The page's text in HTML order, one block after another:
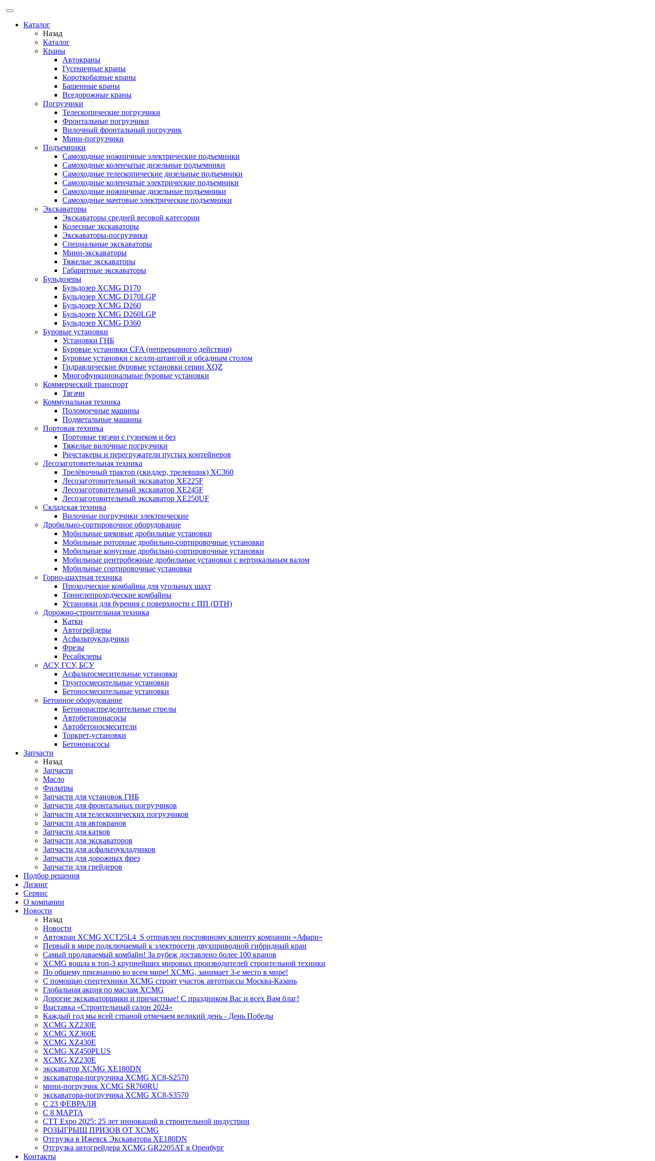
Каталог
Назад
Каталог
Краны
Автокраны
Гусеничные краны
Короткобазные краны
Башенные краны
Вcедорожные краны
Погрузчики
Телескопические погрузчики
Фронтальные погрузчики
Вилочный фронтальный погрузчик
Мини-погрузчики
Подъемники
Самоходные ножничные электрические подъемники
Самоходные коленчатые дизельные подъемники
Самоходные телескопические дизельные подъемники
Самоходные коленчатые электрические подъемники
Самоходные ножничные дизельные подъемники
Самоходные мачтовые электрические подъемники
Экскаваторы
Экскаваторы средней весовой категории
Колесные экскаваторы
Экскаваторы-погрузчики
Специальные экскаваторы
Мини-экскаваторы
Тяжелые экскаваторы
Габаритные экскаваторы
Бульдозеры
Бульдозер XCMG D170
Бульдозер XCMG D170LGP
Бульдозер XCMG D260
Бульдозер XCMG D260LGP
Бульдозер XCMG D360
Буровые установки
Установки ГНБ
Буровые установки CFA (непрерывного действия)
Буровые установки с келли-штангой и обсадным столом
Гидравлические буровые установки серии XQZ
Многофункциональные буровые установки
Коммерческий транспорт
Тягачи
Коммунальная техника
Поломоечные машины
Подметальные машины
Портовая техника
Портовые тягачи с гузнеком и без
Тяжелые вилочные погрузчики
Ричстакеры и перегружатели пустых контейнеров
Лесозаготовительная техника
Трелёвочный трактор (скиддер, трелевщик) XC360
Лесозаготовительный экскаватор XE225F
Лесозаготовительный экскаватор XE245F
Лесозаготовительный экскаватор XE250UF
Складская техника
Вилочные погрузчики электрические
Дробильно-сортировочное оборудование
Мобильные щековые дробильные установки
Мобильные роторные дробильно-сортировочные установки
Мобильные конусные дробильно-сортировочные установки
Мобильные центробежные дробильные установки с вертикальным валом
Мобильные сортировочные установки
Горно-шахтная техника
Проходческие комбайны для угольных шахт
Тоннелепроходческие комбайны
Установки для бурения с поверхности с ПП (DTH)
Дорожно-строительная техника
Катки
Автогрейдеры
Асфальтоукладчики
Фрезы
Ресайклеры
АСУ, ГСУ, БСУ
Асфальтосмесительные установки
Грунтосмесительные установки
Бетоносмесительные установки
Бетонное оборудование
Бетонораспределительные стрелы
Автобетононасосы
Автобетоносмесители
Торкрет-установки
Бетононасосы
Запчасти
Назад
Запчасти
Масло
Фильтры
Запчасти для установок ГНБ
Запчасти для фронтальных погрузчиков
Запчасти для телескопических погрузчиков
Запчасти для автокранов
Запчасти для катков
Запчасти для экскаваторов
Запчасти для асфальтоукладчиков
Запчасти для дорожных фрез
Запчасти для грейдеров
Подбор решения
Лизинг
Сервис
О компании
Новости
Назад
Новости
Автокран XCMG XCT25L4_S отправлен постоянному клиенту компании «Афари»
Первый в мире подключаемый к электросети двухприводной гибридный кран
Самый продаваемый комбайн! За рубеж доставлено более 100 кранов
XCMG вошла в топ-3 крупнейших мировых производителей строительной техники
По общему признанию во всем мире! XCMG, занимает 3-е место в мире!
С помощью спецтехники XCMG строят участок автотрассы Москва-Казань
Глобальная акция по маслам XCMG
Дорогие экскаваторщики и причастные! С праздником Вас и всех Вам благ!
Выставка «Строительный салон 2024»
Каждый год мы всей страной отмечаем великий день - День Победы
XCMG XZ230E
XCMG XZ360E
XCMG XZ430E
XCMG XZ450PLUS
XCMG XZ230E
экскаватор XCMG XE180DN
экскаватора-погрузчика XCMG XC8-S2570
мини-погрузчик XCMG SR760RU
экскаватора-погрузчика XCMG XC8-S3570
С 23 ФЕВРАЛЯ
С 8 МАРТА
CTT Expo 2025: 25 лет инноваций в строительной индустрии
РОЗЫГРЫШ ПРИЗОВ ОТ XCMG
Отгрузка в Ижевск Экскаватора XE180DN
Отгрузка автогрейдера XCMG GR2205AT в Оренбург
Контакты